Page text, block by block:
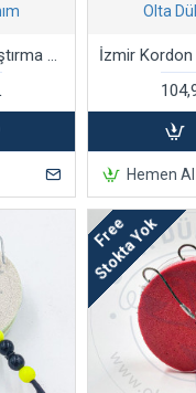
Profesyonel Yapıştırma Boncuklu Surfcasting Takımı
Olta
Hemen Al
Free
Stokta Yok